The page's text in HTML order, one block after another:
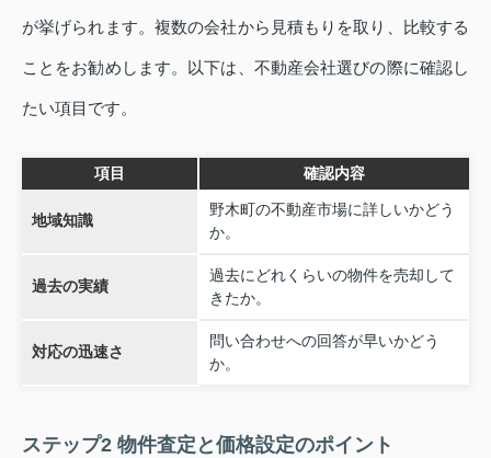
が挙げられます。複数の会社から見積もりを取り、比較する
ことをお勧めします。以下は、不動産会社選びの際に確認し
たい項目です。
項目 確認内容
地域知識
野木町の不動産市場に詳しいかどう
か。
過去の実績
過去にどれくらいの物件を売却して
きたか。
対応の迅速さ
問い合わせへの回答が早いかどう
か。
ステップ2 物件査定と価格設定のポイント